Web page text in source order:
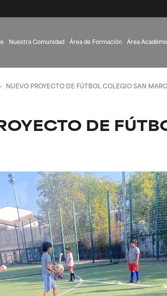
Nuestra Comunidad Área de Formación Área
NUEVO PROYECTO DE FÚTBOL COLEGIO SAN
DE